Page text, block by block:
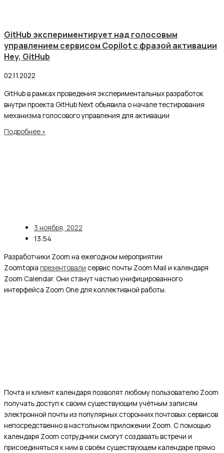
GitHub экспериментирует над голосовым
управлением сервисом Copilot с фразой активации
Hey, GitHub
02.11.2022
GitHub в рамках проведения экспериментальных разработок
внутри проекта GitHub Next объявила о начале тестирования
механизма голосового управления для активации
Подробнее »
3 ноября, 2022
13:54
Разработчики Zoom на ежегодном мероприятии
Zoomtopia презентовали сервис почты Zoom Mail и календаря
Zoom Calendar. Они станут частью унифицированного
интерфейса Zoom One для коллективной работы.
Почта и клиент календаря позволят любому пользователю Zoom
получать доступ к своим существующим учётным записям
электронной почты из популярных сторонних почтовых сервисов
непосредственно в настольном приложении Zoom. С помощью
календаря Zoom сотрудники смогут создавать встречи и
присоединяться к ним в своём существующем календаре прямо